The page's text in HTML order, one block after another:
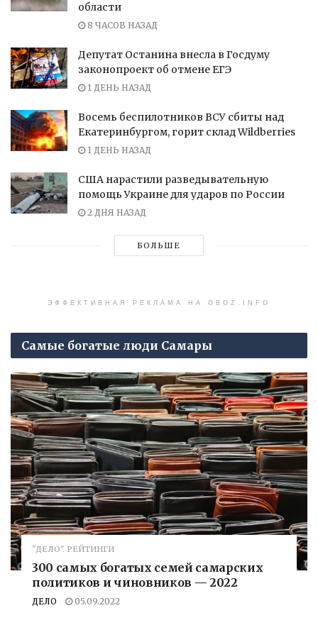
области
8 ЧАСОВ НАЗАД
Депутат Останина внесла в Госдуму
законопроект об отмене ЕГЭ
1 ДЕНЬ НАЗАД
Восемь беспилотников ВСУ сбиты над
Екатеринбургом, горит склад Wildberries
1 ДЕНЬ НАЗАД
США нарастили разведывательную
помощь Украине для ударов по России
2 ДНЯ НАЗАД
БОЛЬШЕ
ЭФФЕКТИВНАЯ РЕКЛАМА НА OBOZ.INFO
Самые богатые люди Самары
"ДЕЛО". РЕЙТИНГИ
300 самых богатых семей самарских
политиков и чиновников — 2022
ДЕЛО 05.09.2022